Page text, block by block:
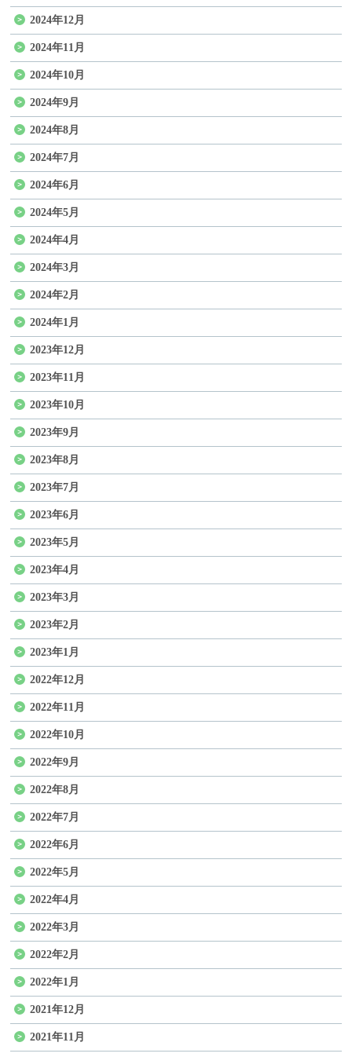
2024年12月
2024年11月
2024年10月
2024年9月
2024年8月
2024年7月
2024年6月
2024年5月
2024年4月
2024年3月
2024年2月
2024年1月
2023年12月
2023年11月
2023年10月
2023年9月
2023年8月
2023年7月
2023年6月
2023年5月
2023年4月
2023年3月
2023年2月
2023年1月
2022年12月
2022年11月
2022年10月
2022年9月
2022年8月
2022年7月
2022年6月
2022年5月
2022年4月
2022年3月
2022年2月
2022年1月
2021年12月
2021年11月